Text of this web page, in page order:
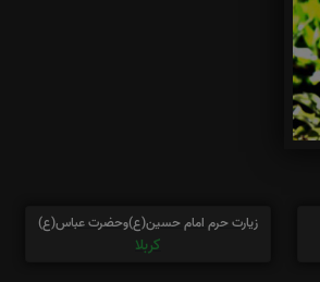
زیارت حرم امام حسین(ع)وحضرت عباس(ع)
کربلا